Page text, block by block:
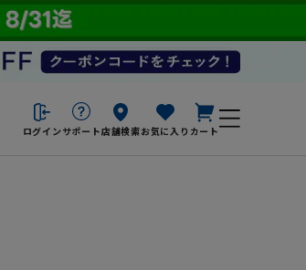
ログイン サポート店舗検索お気に入り カート